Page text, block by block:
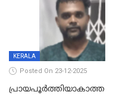
KERALA
Posted On 23-12-2025
പ്രായപൂർത്തിയാകാത്ത